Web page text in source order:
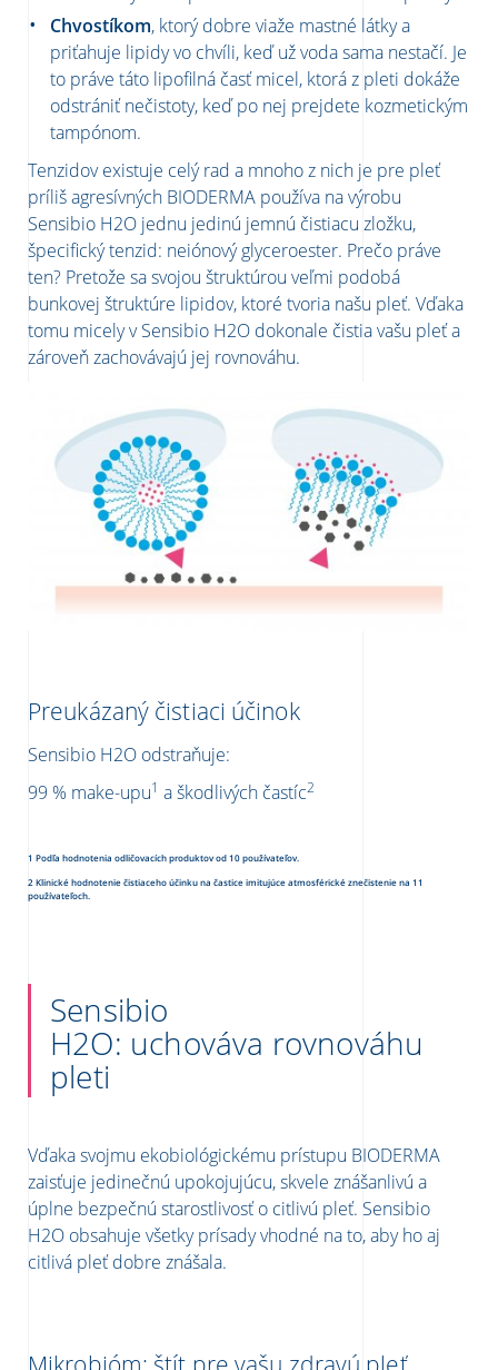
Chvostíkom, ktorý dobre viaže mastné látky a
priťahuje lipidy vo chvíli, keď už voda sama nestačí. Je
to práve táto lipofilná časť micel, ktorá z pleti dokáže
odstrániť nečistoty, keď po nej prejdete kozmetickým
tampónom.
Tenzidov existuje celý rad a mnoho z nich je pre pleť
príliš agresívných BIODERMA používa na výrobu
Sensibio H2O jednu jedinú jemnú čistiacu zložku,
špecifický tenzid: neiónový glyceroester. Prečo práve
ten? Pretože sa svojou štruktúrou veľmi podobá
bunkovej štruktúre lipidov, ktoré tvoria našu pleť. Vďaka
tomu micely v Sensibio H2O dokonale čistia vašu pleť a
zároveň zachovávajú jej rovnováhu.
Preukázaný čistiaci účinok
Sensibio H2O odstraňuje:
99 % make-upu1 a škodlivých častíc2
1 Podľa hodnotenia odličovacích produktov od 10 používateľov.
2 Klinické hodnotenie čistiaceho účinku na častice imitujúce atmosférické znečistenie na 11
používateľoch.
Sensibio
H2O: uchováva rovnováhu
pleti
Vďaka svojmu ekobiológickému prístupu BIODERMA
zaisťuje jedinečnú upokojujúcu, skvele znášanlivú a
úplne bezpečnú starostlivosť o citlivú pleť. Sensibio
H2O obsahuje všetky prísady vhodné na to, aby ho aj
citlivá pleť dobre znášala.